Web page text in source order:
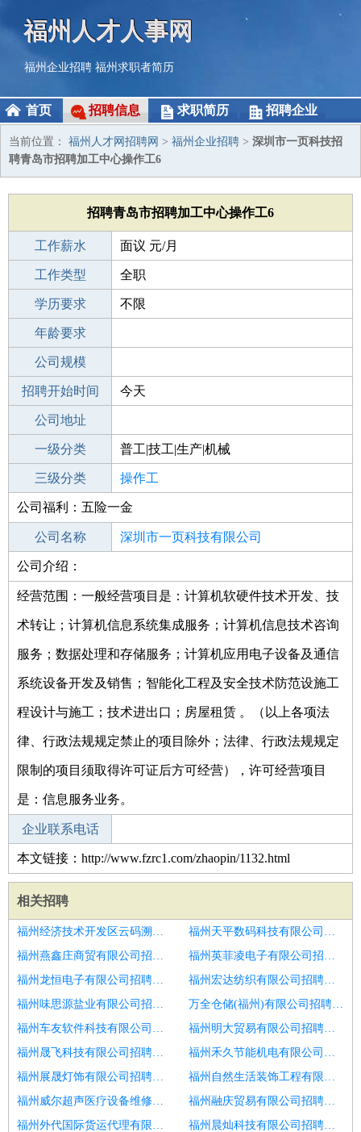
福州人才人事网
福州企业招聘 福州求职者简历
首页 招聘信息 求职简历 招聘企业
当前位置： 福州人才网招聘网 > 福州企业招聘 > 深圳市一页科技招
聘青岛市招聘加工中心操作工6
招聘青岛市招聘加工中心操作工6
工作薪水 面议 元/月
招聘人数 10人
工作类型 全职
性别要求 -
学历要求 不限
工作经验
年龄要求
工作地点
公司规模
公司电话
招聘开始时间 今天
招聘结束时间
公司地址
一级分类 普工|技工|生产|机械
二级分类 普工/技工
三级分类 操作工
其他行业 不限
公司福利：五险一金
公司名称 深圳市一页科技有限公司
公司类型
公司介绍：
经营范围：一般经营项目是：计算机软硬件技术开发、技
术转让；计算机信息系统集成服务；计算机信息技术咨询
服务；数据处理和存储服务；计算机应用电子设备及通信
系统设备开发及销售；智能化工程及安全技术防范设施工
程设计与施工；技术进出口；房屋租赁 。（以上各项法
律、行政法规规定禁止的项目除外；法律、行政法规规定
限制的项目须取得许可证后方可经营），许可经营项目
是：信息服务业务。
企业联系电话
本文链接：http://www.fzrc1.com/zhaopin/1132.html
相关招聘
福州经济技术开发区云码溯源投资合伙企业(有限合伙)招聘H柳州操作工过年赚钱来咯
福州天平数码科技有限公司招聘月薪八千
福州燕鑫庄商贸有限公司招聘数控操作工
福州英菲凌电子有限公司招聘挤出师傅
福州龙恒电子有限公司招聘操作工
福州宏达纺织有限公司招聘重庆月7千活简单包吃住
福州味思源盐业有限公司招聘操作工
万全仓储(福州)有限公司招聘制浆操作工
福州车友软件科技有限公司招聘分切机操作工
福州明大贸易有限公司招聘中卫9K物流助理待遇优年底双薪
福州晟飞科技有限公司招聘生产操作工
福州禾久节能机电有限公司招聘月薪八千
福州展晟灯饰有限公司招聘璧山家具厂招聘操作工
福州自然生活装饰工程有限公司招聘加工中心
福州威尔超声医疗设备维修有限公司招聘聊城市招聘车间操作工21
福州融庆贸易有限公司招聘数控设备操作工
福州外代国际货运代理有限公司招聘生产操作工
福州晨灿科技有限公司招聘星沙汽配厂操作工包吃住6K